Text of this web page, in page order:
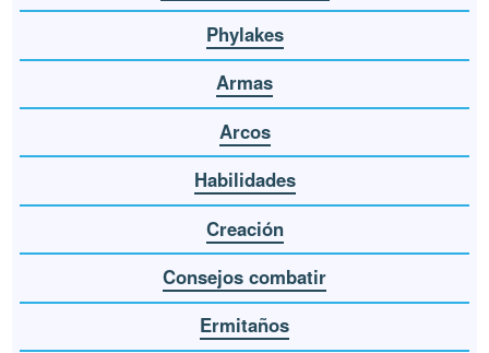
Phylakes
Armas
Arcos
Habilidades
Creación
Consejos combatir
Ermitaños